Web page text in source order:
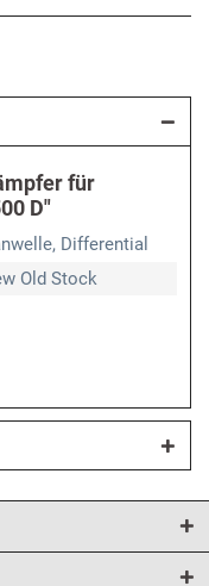
für
D"
Differential
Old Stock